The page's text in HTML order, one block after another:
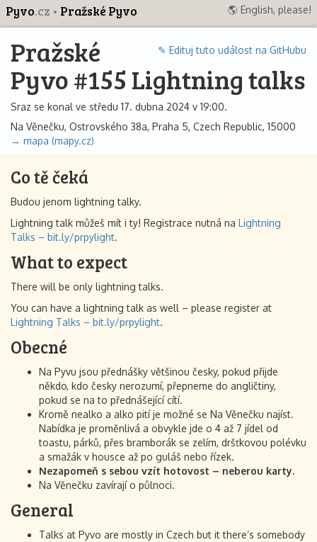
Pyvo.cz Pražské Pyvo 🌎 English, please!
✎ Edituj tuto událost na GitHubu
Pražské
Pyvo #155 Lightning talks
Sraz se konal ve středu 17. dubna 2024 v 19:00.
Na Věnečku, Ostrovského 38a, Praha 5, Czech Republic, 15000
→ mapa (mapy.cz)
Co tě čeká
Budou jenom lightning talky.
Lightning talk můžeš mít i ty! Registrace nutná na Lightning
Talks – bit.ly/prpylight.
What to expect
There will be only lightning talks.
You can have a lightning talk as well – please register at
Lightning Talks – bit.ly/prpylight.
Obecné
Na Pyvu jsou přednášky většinou česky, pokud přijde
někdo, kdo česky nerozumí, přepneme do angličtiny,
pokud se na to přednášející cítí.
Kromě nealko a alko pití je možné se Na Věnečku najíst.
Nabídka je proměnlivá a obvykle jde o 4 až 7 jídel od
toastu, párků, přes bramborák se zelím, dršťkovou polévku
a smažák v housce až po guláš nebo řízek.
Nezapomeň s sebou vzít hotovost – neberou karty.
Na Věnečku zavírají o půlnoci.
General
Talks at Pyvo are mostly in Czech but it there’s somebody